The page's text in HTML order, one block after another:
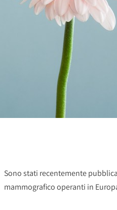
Sono stati recentemente
mammografico operanti in